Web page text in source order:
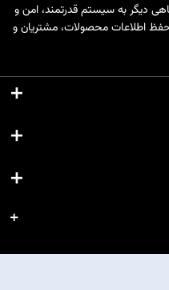
دیگر به سیستم قدرتمند، امن و
اطلاعات محصولات، مشتریان و